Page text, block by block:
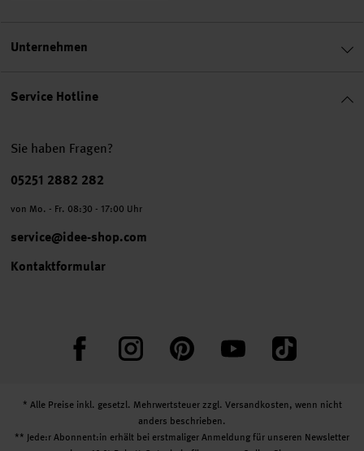
Service Hotline
Sie haben Fragen?
Telefonnummer
05251 2882 282
von Mo. - Fr. 08:30 - 17:00 Uhr
service@idee-shop.com
Kontaktformular
FacebookInstagram PinterestYouTube TikTok
Unternehmen
* Alle Preise inkl. gesetzl. Mehrwertsteuer zzgl. Versandkosten, wenn nicht
anders beschrieben.
** Jede:r Abonnent:in erhält bei erstmaliger Anmeldung für unseren Newsletter